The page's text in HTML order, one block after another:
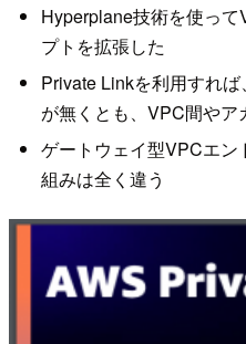
Hyperplane技術を使っ
プトを拡張した
Private Linkを利用すれ
が無くとも、VPC間や
ゲートウェイ型VPCエ
組みは全く違う